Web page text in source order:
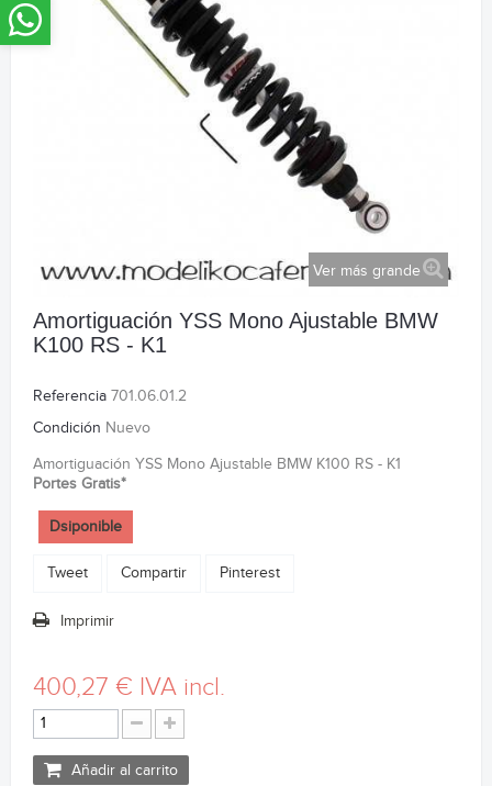
Ver más grande
Amortiguación YSS Mono Ajustable BMW
K100 RS - K1
Referencia 701.06.01.2
Condición Nuevo
Amortiguación YSS Mono Ajustable BMW K100 RS - K1
Portes Gratis*
Dsiponible
Tweet Compartir Pinterest
Imprimir
400,27 € IVA incl.
Añadir al carrito